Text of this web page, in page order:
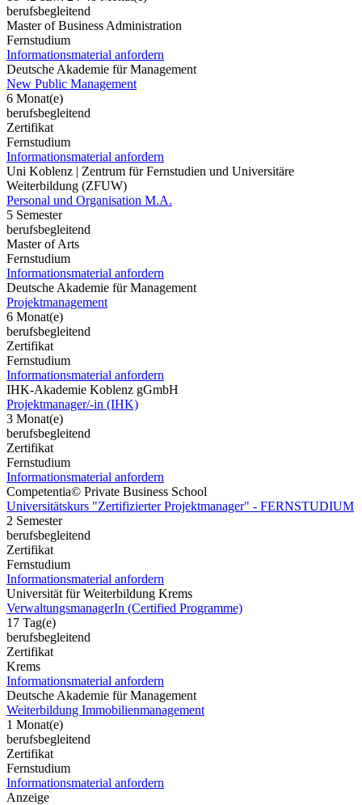
berufsbegleitend
Master of Business Administration
Fernstudium
Informationsmaterial anfordern
Deutsche Akademie für Management
New Public Management
6 Monat(e)
berufsbegleitend
Zertifikat
Fernstudium
Informationsmaterial anfordern
Uni Koblenz | Zentrum für Fernstudien und Universitäre
Weiterbildung (ZFUW)
Personal und Organisation M.A.
5 Semester
berufsbegleitend
Master of Arts
Fernstudium
Informationsmaterial anfordern
Deutsche Akademie für Management
Projektmanagement
6 Monat(e)
berufsbegleitend
Zertifikat
Fernstudium
Informationsmaterial anfordern
IHK-Akademie Koblenz gGmbH
Projektmanager/-in (IHK)
3 Monat(e)
berufsbegleitend
Zertifikat
Fernstudium
Informationsmaterial anfordern
Competentia© Private Business School
Universitätskurs "Zertifizierter Projektmanager" - FERNSTUDIUM
2 Semester
berufsbegleitend
Zertifikat
Fernstudium
Informationsmaterial anfordern
Universität für Weiterbildung Krems
VerwaltungsmanagerIn (Certified Programme)
17 Tag(e)
berufsbegleitend
Zertifikat
Krems
Informationsmaterial anfordern
Deutsche Akademie für Management
Weiterbildung Immobilienmanagement
1 Monat(e)
berufsbegleitend
Zertifikat
Fernstudium
Informationsmaterial anfordern
Anzeige